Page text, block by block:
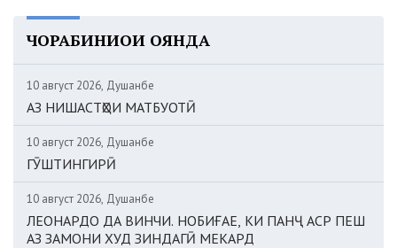
ЧОРАБИНИҲОИ ОЯНДА
10 август 2026, Душанбе
АЗ НИШАСТҲОИ МАТБУОТӢ
10 август 2026, Душанбе
ГӮШТИНГИРӢ
10 август 2026, Душанбе
ЛЕОНАРДО ДА ВИНЧИ. НОБИҒАЕ, КИ ПАНҶ АСР ПЕШ
АЗ ЗАМОНИ ХУД ЗИНДАГӢ МЕКАРД